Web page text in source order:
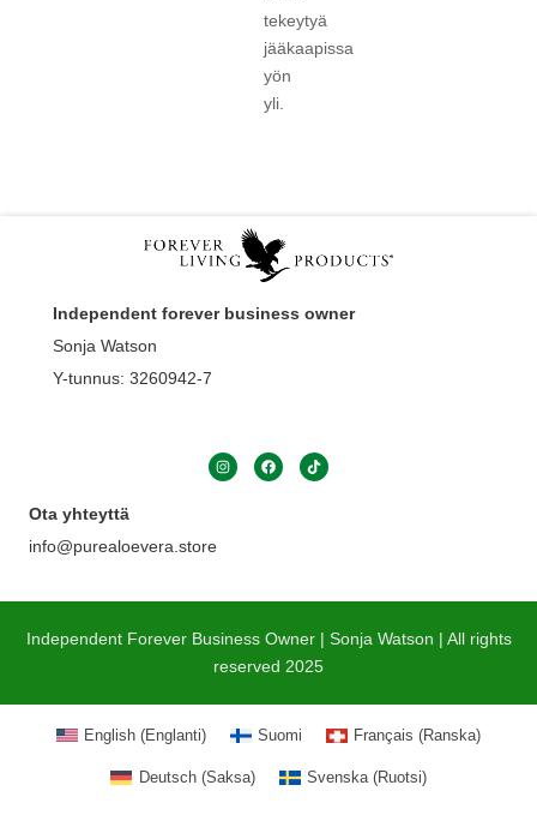
tekeytyä
jääkaapissa
yön
yli.
Independent forever business owner
Sonja Watson
Y-tunnus: 3260942-7
Ota yhteyttä
info@purealoevera.store
Independent Forever Business Owner | Sonja Watson | All rights
reserved 2025
English(Englanti) Suomi Français (Ranska)
Deutsch(Saksa) Svenska(Ruotsi)